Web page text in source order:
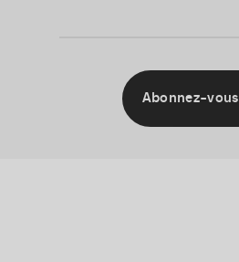
Abonnez-vous